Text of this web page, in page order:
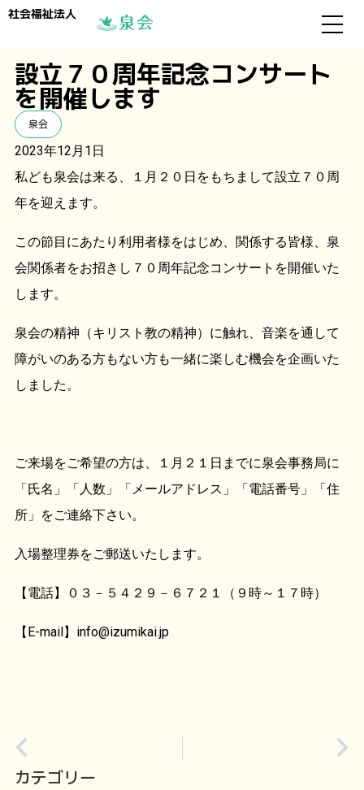
社会福祉法人
設立７０周年記念コンサート
を開催します
泉会
2023年12月1日
私ども泉会は来る、１月２０日をもちまして設立７０周
年を迎えます。
この節目にあたり利用者様をはじめ、関係する皆様、泉
会関係者をお招きし７０周年記念コンサートを開催いた
します。
泉会の精神（キリスト教の精神）に触れ、音楽を通して
障がいのある方もない方も一緒に楽しむ機会を企画いた
しました。
ご来場をご希望の方は、１月２１日までに泉会事務局に
「氏名」「人数」「メールアドレス」「電話番号」「住
所」をご連絡下さい。
入場整理券をご郵送いたします。
【電話】０３－５４２９－６７２１（９時～１７時）
【E-mail】info@izumikai.jp
カテゴリー